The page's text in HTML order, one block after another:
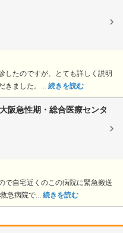
したのですが、とても詳しく説明
きました。... 続きを読む
阪急性期・総合医療センタ
で自宅近くのこの病院に緊急搬送
急病院で... 続きを読む